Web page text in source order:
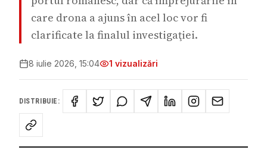
care drona a ajuns în acel loc vor fi
clarificate la finalul investigaţiei.
8 iulie 2026, 15:04 1 vizualizări
DISTRIBUIE: